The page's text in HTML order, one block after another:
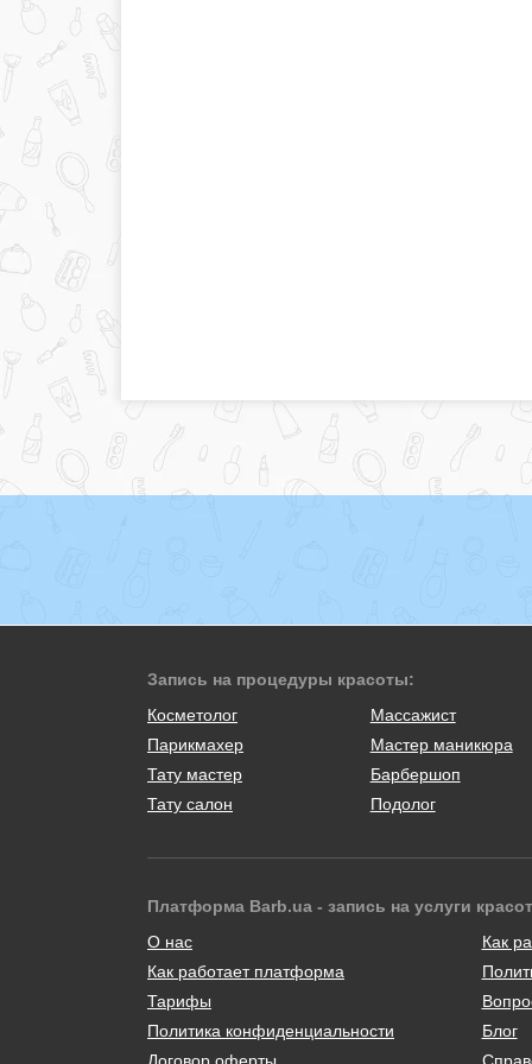
Запись на процедуры красоты:
Косметолог
Массажист
Парикмахер
Мастер маникюра
Тату мастер
Барбершоп
Тату салон
Подолог
Платформа Barb.ua - запись на услуги
О нас
Как работает платформа
Тарифы
Политика конфиденциальности
Договор оферты
Как
Блог